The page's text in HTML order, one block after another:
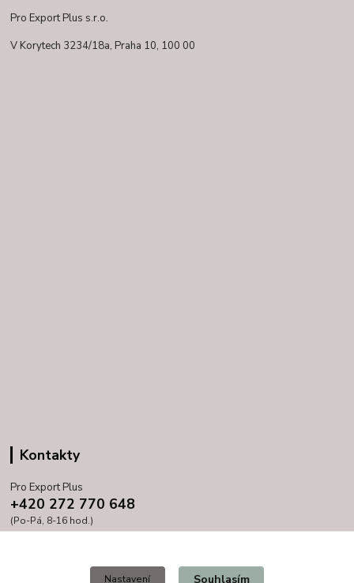
Pro Export Plus s.r.o.
V Korytech 3234/18a, Praha 10, 100 00
Kontakty
Pro Export Plus
+420 272 770 648
(Po-Pá, 8-16 hod.)
Nastavení Souhlasím